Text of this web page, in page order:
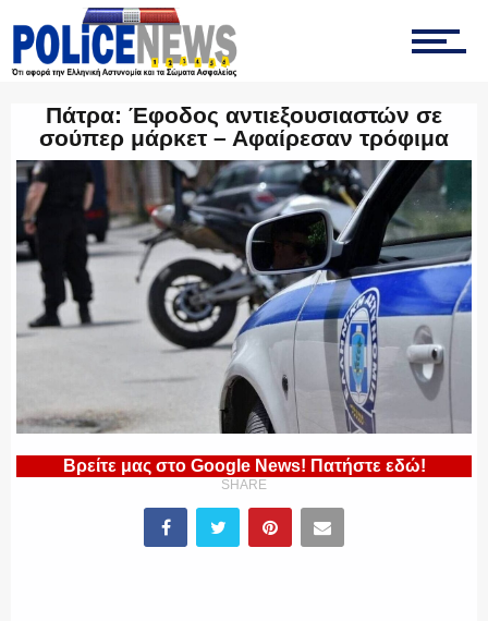
ΤΡΟΧΑΙΑ
ΟΠΚΕ
ΟΜΑΔΑ “Ζ”
Πάτρα: Έφοδος αντιεξουσιαστών σε
σούπερ μάρκετ – Αφαίρεσαν τρόφιμα
Βρείτε μας στο Google News! Πατήστε εδώ!
SHARE